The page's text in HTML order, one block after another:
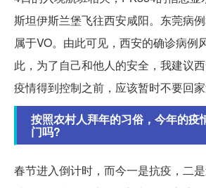
斯坦伊斯兰堡飞往西安咸阳。东莞病
属于VO。由此可见，西安的确诊病例
此，为了自己和他人的安全，我建议
疫情得到控制之前，应该暂时不要回家
按照农村人拜年的习俗，今年的疫
门吗?
春节进入倒计时，而今一是抗疫，二